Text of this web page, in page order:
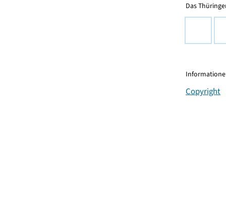
Das
Copyright